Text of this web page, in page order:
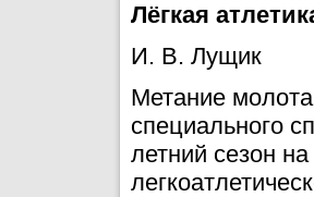
Лёгкая
И. В. Лущик
Метание
специального
летний сезон